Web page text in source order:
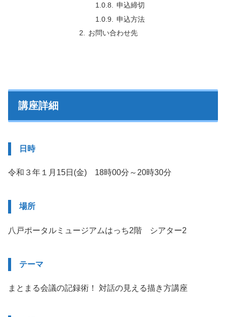
申込締切
申込方法
お問い合わせ先
講座詳細
日時
令和３年１月15日(金) 18時00分～20時30分
場所
八戸ポータルミュージアムはっち2階 シアター2
テーマ
まとまる会議の記録術！ 対話の見える描き方講座